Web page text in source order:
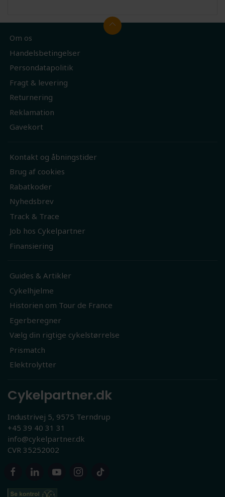
Om os
Handelsbetingelser
Persondatapolitik
Fragt & levering
Returnering
Reklamation
Gavekort
Kontakt og åbningstider
Brug af cookies
Rabatkoder
Nyhedsbrev
Track & Trace
Job hos Cykelpartner
Finansiering
Guides & Artikler
Cykelhjelme
Historien om Tour de France
Egerberegner
Vælg din rigtige cykelstørrelse
Prismatch
Elektrolytter
Cykelpartner.dk
Industrivej 5, 9575 Terndrup
+45 39 40 31 31
info@cykelpartner.dk
CVR 35252002